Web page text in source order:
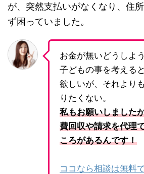
が、突然支払いがなくなり、住
ず困っていました。
お金が無いどうしよ
子どもの事を考える
欲しいが、それより
りたくない。
私もお願いしました
費回収や請求を代理
ころがあるんです！
ココなら相談は無料